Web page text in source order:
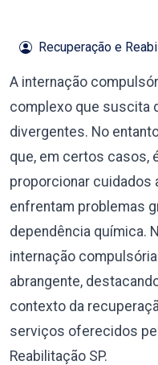
Recuperação e
A internação
complexo que suscita
divergentes. No
que, em certos casos,
proporcionar cuidados
enfrentam problemas
dependência química.
internação
abrangente,
contexto da
serviços oferecidos
Reabilitação SP.